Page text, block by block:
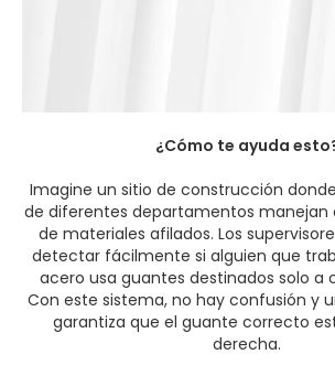
¿Cómo te ayuda
Imagine un sitio de construcción
de diferentes departamentos manejan
de materiales afilados. Los
detectar fácilmente si alguien que
acero usa guantes destinados solo a
Con este sistema, no hay confusión y
garantiza que el guante correcto
derecha.